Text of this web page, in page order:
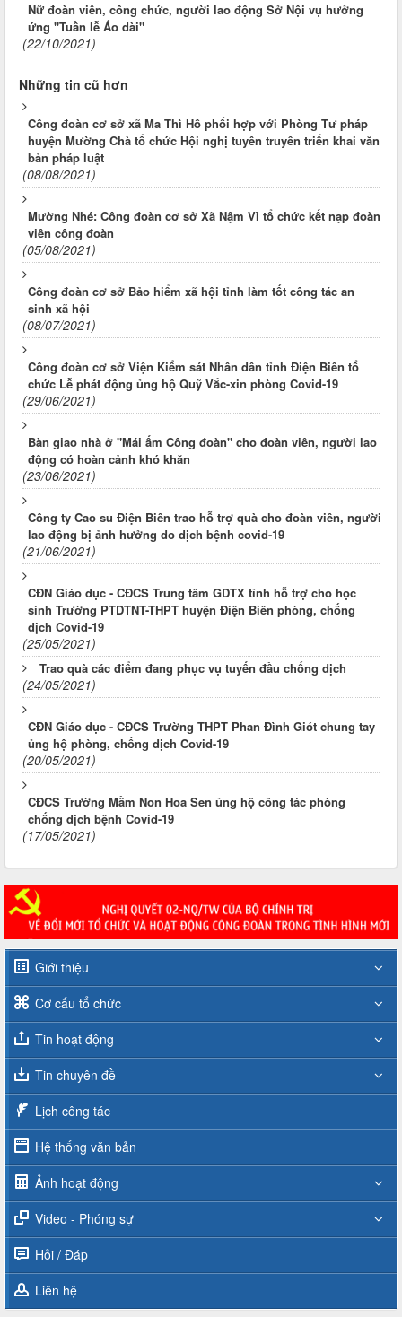
Nữ đoàn viên, công chức, người lao động Sở Nội vụ hưởng
ứng "Tuần lễ Áo dài"
(22/10/2021)
Những tin cũ hơn
Công đoàn cơ sở xã Ma Thì Hồ phối hợp với Phòng Tư pháp
huyện Mường Chà tổ chức Hội nghị tuyên truyền triển khai văn
bản pháp luật
(08/08/2021)
Mường Nhé: Công đoàn cơ sở Xã Nậm Vì tổ chức kết nạp đoàn
viên công đoàn
(05/08/2021)
Công đoàn cơ sở Bảo hiểm xã hội tỉnh làm tốt công tác an
sinh xã hội
(08/07/2021)
Công đoàn cơ sở Viện Kiểm sát Nhân dân tỉnh Điện Biên tổ
chức Lễ phát động ủng hộ Quỹ Vắc-xin phòng Covid-19
(29/06/2021)
Bàn giao nhà ở "Mái ấm Công đoàn" cho đoàn viên, người lao
động có hoàn cảnh khó khăn
(23/06/2021)
Công ty Cao su Điện Biên trao hỗ trợ quà cho đoàn viên, người
lao động bị ảnh hưởng do dịch bệnh covid-19
(21/06/2021)
CĐN Giáo dục - CĐCS Trung tâm GDTX tỉnh hỗ trợ cho học
sinh Trường PTDTNT-THPT huyện Điện Biên phòng, chống
dịch Covid-19
(25/05/2021)
Trao quà các điểm đang phục vụ tuyến đầu chống dịch
(24/05/2021)
CĐN Giáo dục - CĐCS Trường THPT Phan Đình Giót chung tay
ủng hộ phòng, chống dịch Covid-19
(20/05/2021)
CĐCS Trường Mầm Non Hoa Sen ủng hộ công tác phòng
chống dịch bệnh Covid-19
(17/05/2021)
Giới thiệu
Cơ cấu tổ chức
Tin hoạt động
Tin chuyên đề
Lịch công tác
Hệ thống văn bản
Ảnh hoạt động
Video - Phóng sự
Hỏi / Đáp
Liên hệ